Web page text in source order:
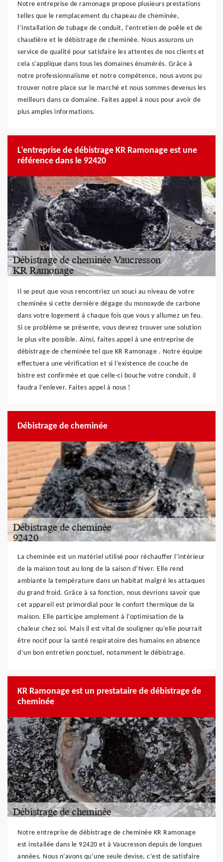
Notre entreprise de ramonage propose plusieurs prestations
telles que le remplacement du chapeau de cheminée,
l’installation de tubage de conduit, l’entretien de poêle et de
chaudière et le débistrage de cheminée. Nous assurons un
service de qualité pour satisfaire les attentes de nos clients et
cela s’applique dans tous les domaines énumérés. Grâce à
notre professionnalisme et notre compétence, nous avons pu
trouver notre place sur le marché et nous sommes devenus les
meilleurs dans ce domaine. Faites appel à nous pour avoir de
plus amples informations.
L’entreprise de débistrage KR Ramonage est une
référence dans le 92420
Il se peut que vous rencontriez un souci au niveau de votre
cheminée si cette dernière dégage du monoxyde de carbone
dans votre logement à chaque fois que vous y allumez un feu.
Si ce problème se présente, vous devrez trouver une solution
le plus vite possible. Ainsi, faites appel à une entreprise de
débistrage de cheminée tel que KR Ramonage . Notre équipe
effectuera une vérification et si l’existence de couche de
bistre est confirmée et que celle-ci bouche votre conduit, il
faudra l’enlever. Faites appel à nous !
Débistrage de cheminée
La cheminée est un matériel utilisé pour réchauffer l’intérieur
de la maison tout au long de la saison d’hiver. Elle rend
ambiante la température dans un habitat malgré les attaques
du grand froid. Grâce à sa fonction, nous devrions savoir que
cet appareil est primordial pour le confort thermique de la
maison. Elle participe amplement à l’optimisation de la
chaleur chez soi. Mais il est vital de souligner qu’elle pourrait
être nocif pour la santé respiratoire des humains en absence
d’un bon entretien ponctuel, notamment le débistrage.
KR Ramonage est un prestataire de débistrage de
cheminée
Notre entreprise de débistrage de cheminée KR Ramonage
est installée dans le 92420 et à Vaucresson depuis de longues
années. Nous n’avons qu’une seule devise, c’est de satisfaire